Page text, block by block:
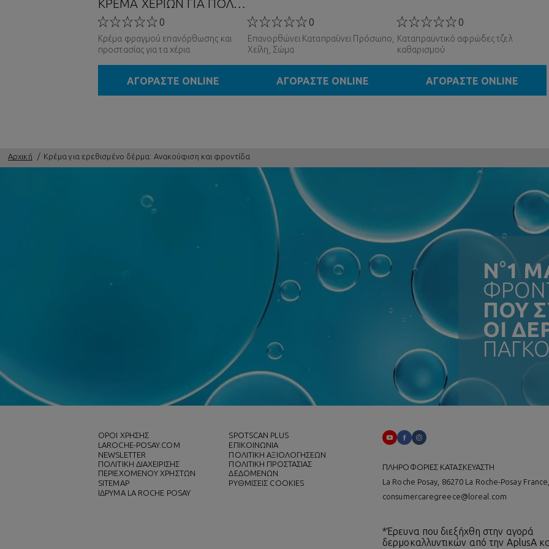
ΚΡΕΜΑ ΧΕΡΙΩΝ ΓΙΑ ΠΟΛΥ
ΣΚΑΣΜΕΝΑ ΧΕΡΙΑ
0
Κρέμα φραγμού επανόρθωσης και
προστασίας για τα χέρια
ΑΓΟΡΑΣΤΕ ONLINE
0
Επανορθώνει Καταπραΰνει Πρόσωπο,
Χείλη, Σώμα
ΑΓΟΡΑΣΤΕ ONLINE
0
Καταπραϋντικό αφρώδες τζελ
καθαρισμού
ΑΓΟΡΑΣΤΕ ONLINE
Αρχική Κρέμα για ερεθισμένο δέρμα: Ανακούφιση και φροντίδα
N°1
ΠΟΥ
ΟΙ
ΌΡΟΙ ΧΡΗΣΗΣ
SPOTSCAN PLUS
LAROCHE-POSAY.COM
ΕΠΙΚΟΙΝΩΝΙΑ
NEWSLETTER
ΠΟΛΙΤΙΚΗ ΑΞΙΟΛΟΓΗΣΕΩΝ
ΠΟΛΙΤΙΚΗ ΔΙΑΧΕΙΡΙΣΗΣ
ΠΕΡΙΕΧΟΜΕΝΟΥ ΧΡΗΣΤΩΝ
ΠΟΛΙΤΙΚΗ ΠΡΟΣΤΑΣΙΑΣ
ΔΕΔΟΜΕΝΩΝ
SITEMAP
ΡΥΘΜΙΣΕΙΣ COOKIES
ΙΔΡΥΜΑ LA ROCHE POSAY
ΠΛΗΡΟΦΟΡΙΕΣ ΚΑΤΑΣΚΕΥΑΣΤΗ
La Roche Posay, 86270 La Roche-Posay
consumercaregreece@loreal.com
*Έρευνα που διεξήχθη στην αγορά
δερμοκαλλυντικών από την AplusA